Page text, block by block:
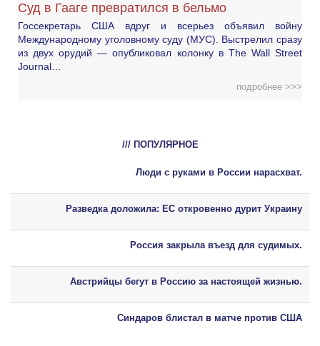
Суд в Гааге превратился в бельмо
Госсекретарь США вдруг и всерьез объявил войну
Международному уголовному суду (МУС). Выстрелил сразу
из двух орудий — опубликовал колонку в The Wall Street
Journal…
подробнее >>>
/// ПОПУЛЯРНОЕ
Люди с руками в России нарасхват.
Разведка доложила: ЕС откровенно дурит Украину
Россия закрыла въезд для судимых.
Австрийцы бегут в Россию за настоящей жизнью.
Синдаров блистал в матче против США